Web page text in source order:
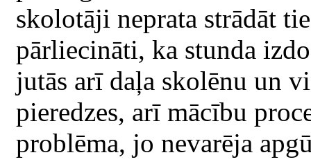
skolotāji neprata strādāt
pārliecināti, ka stunda
jutās arī daļa skolēnu un
pieredzes, arī mācību
problēma, jo nevarēja